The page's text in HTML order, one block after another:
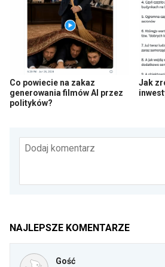
Co powiecie na zakaz
generowania filmów AI przez
polityków?
Jak
Dodaj komentarz
NAJLEPSZE KOMENTARZE
Gość